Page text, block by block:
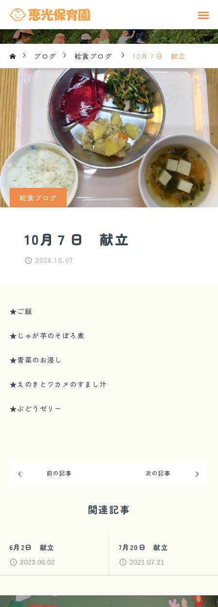
ブログ 給食ブログ 10月７日 献立
給食ブログ
10月７日 献立
2024.10.07
★ご飯
★じゃが芋のそぼろ煮
★青菜のお浸し
★えのきとワカメのすまし汁
★ぶどうゼリー
前の記事 次の記事
関連記事
6月2日 献立
2023.06.02
7月20日 献立
2021.07.21